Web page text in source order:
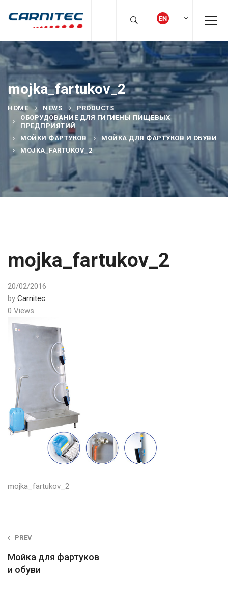
mojka_fartukov_2
HOME NEWS
PRODUCTS
ОБОРУДОВАНИЕ ДЛЯ ГИГИЕНЫ ПИЩЕВЫХ
ПРЕДПРИЯТИЙ
МОЙКИ ФАРТУКОВ
МОЙКА ДЛЯ ФАРТУКОВ И ОБУВИ
MOJKA_FARTUKOV_2
mojka_fartukov_2
20/02/2016
by Carnitec
0 Views
mojka_fartukov_2
Post
navigation
PREV
Мойка для фартуков
и обуви